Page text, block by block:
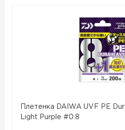
Плетенка DAIWA UVF PE
Light Purple #0.8